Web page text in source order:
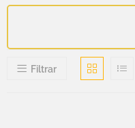
Filtrar